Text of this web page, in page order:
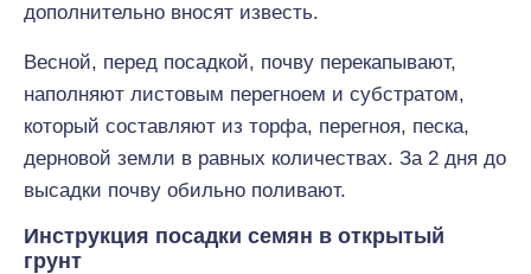
дополнительно вносят известь.
Весной, перед посадкой, почву перекапывают,
наполняют листовым перегноем и субстратом,
который составляют из торфа, перегноя, песка,
дерновой земли в равных количествах. За 2 дня до
высадки почву обильно поливают.
Инструкция посадки семян в открытый
грунт